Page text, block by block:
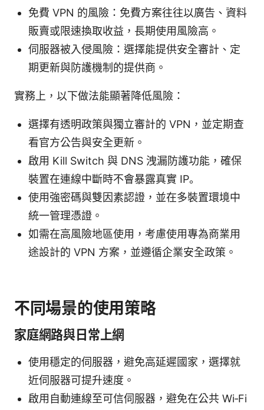
免費 VPN 的風險：免費方案往往以廣告、資料
販賣或限速換取收益，長期使用風險高。
伺服器被入侵風險：選擇能提供安全審計、定
期更新與防護機制的提供商。
實務上，以下做法能顯著降低風險：
選擇有透明政策與獨立審計的 VPN，並定期查
看官方公告與安全更新。
啟用 Kill Switch 與 DNS 洩漏防護功能，確保
裝置在連線中斷時不會暴露真實 IP。
使用強密碼與雙因素認證，並在多裝置環境中
統一管理憑證。
如需在高風險地區使用，考慮使用專為商業用
途設計的 VPN 方案，並遵循企業安全政策。
不同場景的使用策略
家庭網路與日常上網
使用穩定的伺服器，避免高延遲國家，選擇就
近伺服器可提升速度。
啟用自動連線至可信伺服器，避免在公共 Wi‑Fi